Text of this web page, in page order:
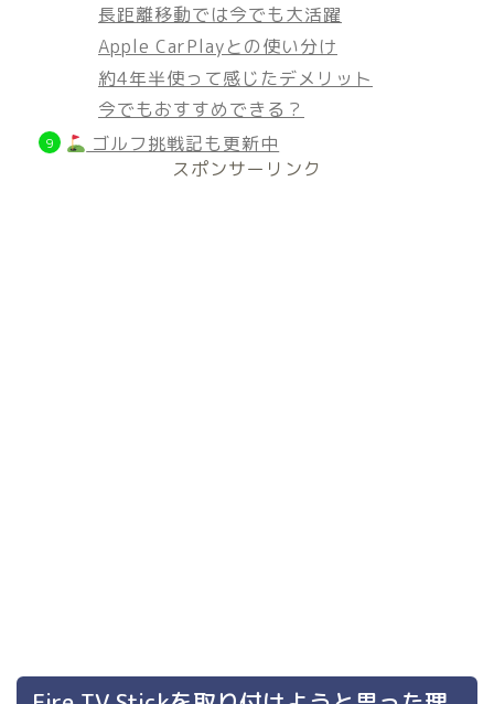
長距離移動では今でも大活躍
Apple CarPlayとの使い分け
約4年半使って感じたデメリット
今でもおすすめできる？
ゴルフ挑戦記も更新中
スポンサーリンク